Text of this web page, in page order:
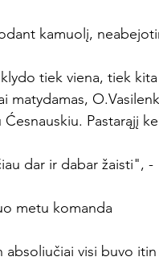
kamuolį,
tiek viena, tiek kita
matydamas,
Pastarąjį
dar ir dabar žaisti", -
metu komanda
visi buvo itin